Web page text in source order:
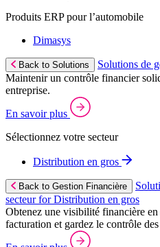
Produits ERP pour l’automobile
Dimasys
Back to Solutions
Solutions de
Maintenir un contrôle financier
entreprise.
En savoir plus
Sélectionnez votre secteur
Distribution en gros
Back to Gestion Financière
secteur for Distribution en gros
Obtenez une visibilité financière
facturation et gardez le contrôle